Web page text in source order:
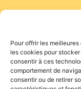
Pour offrir les
les cookies pour
consentir à ces
comportement de
consentir ou de retirer